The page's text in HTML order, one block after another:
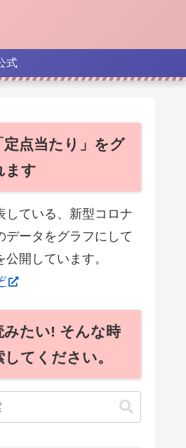
式
点当たり」をグ
ます
している、新型コロナ
データをグラフにして
開しています。
みたい! そんな時
てください。